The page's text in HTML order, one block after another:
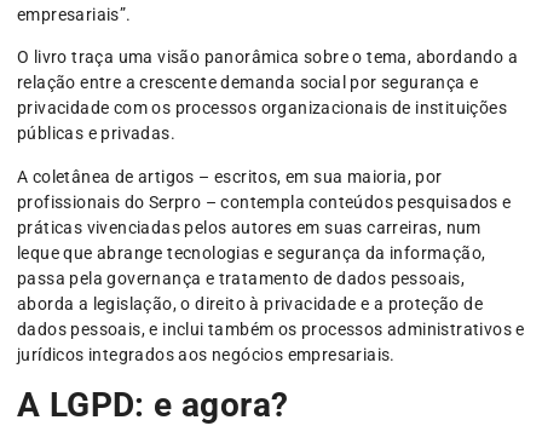
empresariais”.
O livro traça uma visão panorâmica sobre o tema, abordando a
relação entre a crescente demanda social por segurança e
privacidade com os processos organizacionais de instituições
públicas e privadas.
A coletânea de artigos – escritos, em sua maioria, por
profissionais do Serpro – contempla conteúdos pesquisados e
práticas vivenciadas pelos autores em suas carreiras, num
leque que abrange tecnologias e segurança da informação,
passa pela governança e tratamento de dados pessoais,
aborda a legislação, o direito à privacidade e a proteção de
dados pessoais, e inclui também os processos administrativos e
jurídicos integrados aos negócios empresariais.
A LGPD: e agora?